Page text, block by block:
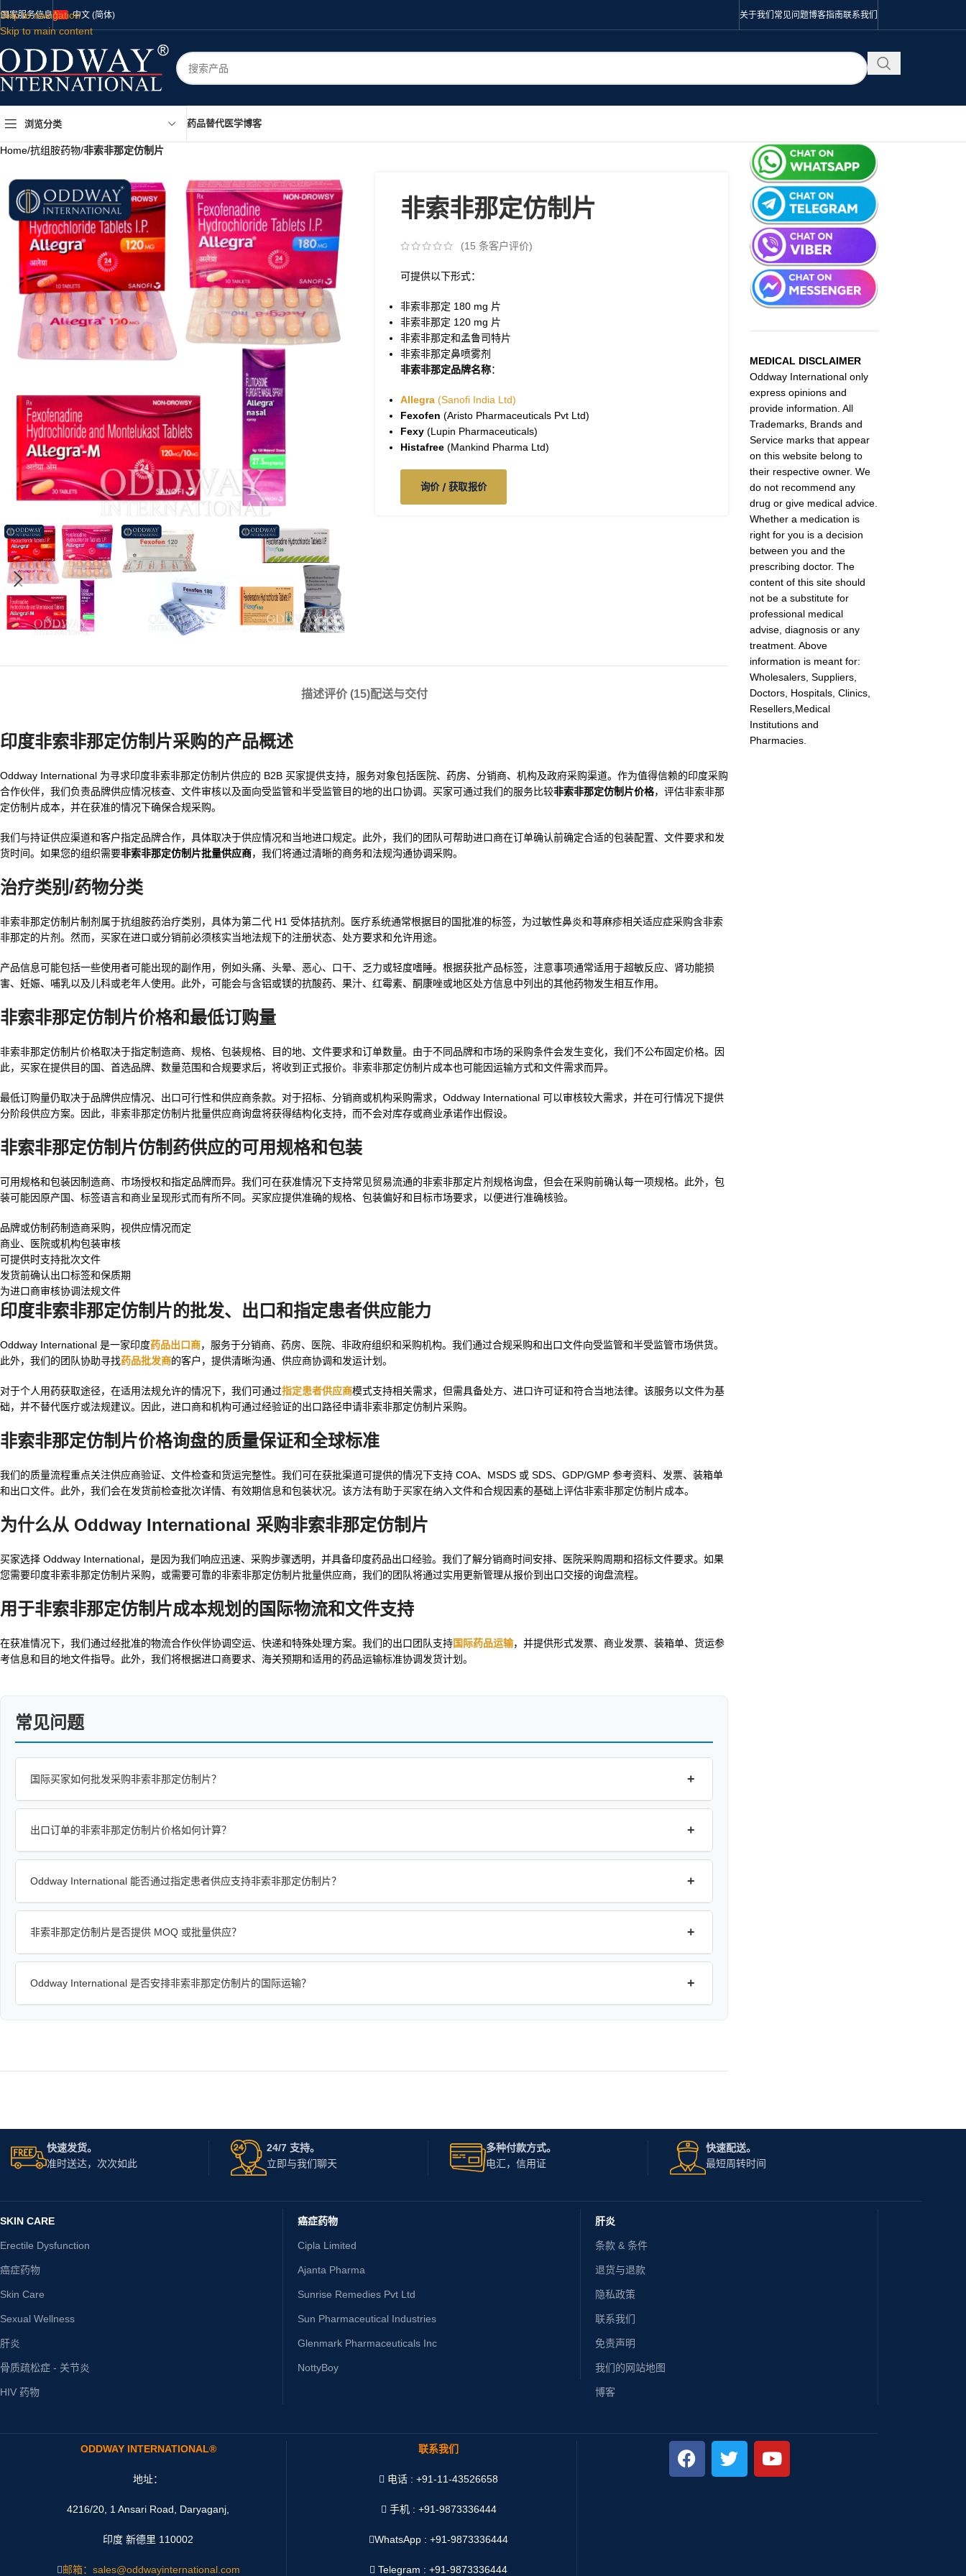
Skip to navigation
Skip to main content
国家服务信息 中文 (简体) 关于我们 常见问题博客指南联系我们
浏览分类 药品替代医学博客
Home/抗组胺药物/非索非那定仿制片
非索非那定仿制片
(15 条客户评价)
可提供以下形式：
非索非那定 180​ mg 片
非索非那定 120​ mg 片
非索非那定和孟鲁司特片
非索非那定鼻喷雾剂
非索非那定品牌名称：
Allegra(Sanofi India Ltd)
Fexofen (Aristo Pharmaceuticals Pvt Ltd)
Fexy(Lupin Pharmaceuticals)
Histafree(Mankind Pharma Ltd)
询价 / 获取报价
描述评价 (15)配送与交付
印度非索非那定仿制片采购的产品概述
Oddway International 为寻求印度非索非那定仿制片供应的 B2B 买家提供支持，服务对象包括医院、药房、分销商、机构及政府采购渠道。作为值得信赖的印度采购
合作伙伴，我们负责品牌供应情况核查、文件审核以及面向受监管和半受监管目的地的出口协调。买家可通过我们的服务比较非索非那定仿制片价格，评估非索非那
定仿制片成本，并在获准的情况下确保合规采购。
我们与持证供应渠道和客户指定品牌合作，具体取决于供应情况和当地进口规定。此外，我们的团队可帮助进口商在订单确认前确定合适的包装配置、文件要求和发
货时间。如果您的组织需要非索非那定仿制片批量供应商，我们将通过清晰的商务和法规沟通协调采购。
治疗类别/药物分类
非索非那定仿制片制剂属于抗组胺药治疗类别，具体为第二代 H1 受体拮抗剂。医疗系统通常根据目的国批准的标签，为过敏性鼻炎和荨麻疹相关适应症采购含非索
非那定的片剂。然而，买家在进口或分销前必须核实当地法规下的注册状态、处方要求和允许用途。
产品信息可能包括一些使用者可能出现的副作用，例如头痛、头晕、恶心、口干、乏力或轻度嗜睡。根据获批产品标签，注意事项通常适用于超敏反应、肾功能损
害、妊娠、哺乳以及儿科或老年人使用。此外，可能会与含铝或镁的抗酸药、果汁、红霉素、酮康唑或地区处方信息中列出的其他药物发生相互作用。
非索非那定仿制片价格和最低订购量
非索非那定仿制片价格取决于指定制造商、规格、包装规格、目的地、文件要求和订单数量。由于不同品牌和市场的采购条件会发生变化，我们不公布固定价格。因
此，买家在提供目的国、首选品牌、数量范围和合规要求后，将收到正式报价。非索非那定仿制片成本也可能因运输方式和文件需求而异。
最低订购量仍取决于品牌供应情况、出口可行性和供应商条款。对于招标、分销商或机构采购需求，Oddway International 可以审核较大需求，并在可行情况下提供
分阶段供应方案。因此，非索非那定仿制片批量供应商询盘将获得结构化支持，而不会对库存或商业承诺作出假设。
非索非那定仿制片仿制药供应的可用规格和包装
可用规格和包装因制造商、市场授权和指定品牌而异。我们可在获准情况下支持常见贸易流通的非索非那定片剂规格询盘，但会在采购前确认每一项规格。此外，包
装可能因原产国、标签语言和商业呈现形式而有所不同。买家应提供准确的规格、包装偏好和目标市场要求，以便进行准确核验。
品牌或仿制药制造商采购，视供应情况而定
商业、医院或机构包装审核
可提供时支持批次文件
发货前确认出口标签和保质期
为进口商审核协调法规文件
印度非索非那定仿制片的批发、出口和指定患者供应能力
Oddway International 是一家印度药品出口商，服务于分销商、药房、医院、非政府组织和采购机构。我们通过合规采购和出口文件向受监管和半受监管市场供货。
此外，我们的团队协助寻找药品批发商的客户，提供清晰沟通、供应商协调和发运计划。
对于个人用药获取途径，在适用法规允许的情况下，我们可通过指定患者供应商模式支持相关需求，但需具备处方、进口许可证和符合当地法律。该服务以文件为基
础，并不替代医疗或法规建议。因此，进口商和机构可通过经验证的出口路径申请非索非那定仿制片采购。
非索非那定仿制片价格询盘的质量保证和全球标准
我们的质量流程重点关注供应商验证、文件检查和货运完整性。我们可在获批渠道可提供的情况下支持 COA、MSDS 或 SDS、GDP/GMP 参考资料、发票、装箱单
和出口文件。此外，我们会在发货前检查批次详情、有效期信息和包装状况。该方法有助于买家在纳入文件和合规因素的基础上评估非索非那定仿制片成本。
为什么从 Oddway International 采购非索非那定仿制片
买家选择 Oddway International，是因为我们响应迅速、采购步骤透明，并具备印度药品出口经验。我们了解分销商时间安排、医院采购周期和招标文件要求。如果
您需要印度非索非那定仿制片采购，或需要可靠的非索非那定仿制片批量供应商，我们的团队将通过实用更新管理从报价到出口交接的询盘流程。
用于非索非那定仿制片成本规划的国际物流和文件支持
在获准情况下，我们通过经批准的物流合作伙伴协调空运、快递和特殊处理方案。我们的出口团队支持国际药品运输，并提供形式发票、商业发票、装箱单、货运参
考信息和目的地文件指导。此外，我们将根据进口商要求、海关预期和适用的药品运输标准协调发货计划。
常见问题
国际买家如何批发采购非索非那定仿制片？ +
出口订单的非索非那定仿制片价格如何计算？ +
Oddway International 能否通过指定患者供应支持非索非那定仿制片？ +
非索非那定仿制片是否提供 MOQ 或批量供应？ +
Oddway International 是否安排非索非那定仿制片的国际运输？ +
MEDICAL DISCLAIMER
Oddway International only
express opinions and
provide information. All
Trademarks, Brands and
Service marks that appear
on this website belong to
their respective owner. We
do not recommend any
drug or give medical advice.
Whether a medication is
right for you is a decision
between you and the
prescribing doctor. The
content of this site should
not be a substitute for
professional medical
advise, diagnosis or any
treatment. Above
information is meant for:
Wholesalers, Suppliers,
Doctors, Hospitals, Clinics,
Resellers,Medical
Institutions and
Pharmacies.
快速发货。
准时送达，次次如此
24/7 支持。
立即与我们聊天
多种付款方式。
电汇，信用证
快速配送。
最短周转时间
SKIN CARE
Erectile Dysfunction
癌症药物
Skin Care
Sexual Wellness
肝炎
骨质疏松症 - 关节炎
HIV 药物
癌症药物
Cipla Limited
Ajanta Pharma
Sunrise Remedies Pvt Ltd
Sun Pharmaceutical Industries
Glenmark Pharmaceuticals Inc
NottyBoy
肝炎
条款 & 条件
退货与退款
隐私政策
联系我们
免责声明
我们的网站地图
博客
ODDWAY INTERNATIONAL®
地址：
4216/20, 1 Ansari Road, Daryaganj,
印度 新德里 110002
邮箱：sales@oddwayinternational.com
联系我们
电话 : +91-11-43526658
手机 : +91-9873336444
WhatsApp :+91-9873336444
Telegram : +91-9873336444